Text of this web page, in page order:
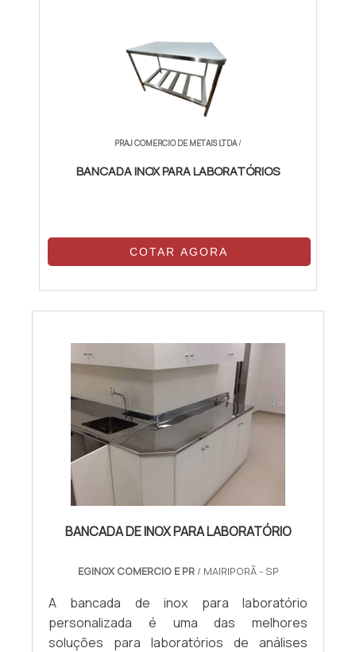
PRAJ COMERCIO DE METAIS LTDA/
BANCADA INOX PARA LABORATÓRIOS
COTAR AGORA
BANCADA DE INOX PARA LABORATÓRIO
EGINOX COMERCIO E PR / MAIRIPORÃ - SP
A bancada de inox para laboratório
personalizada é uma das melhores
soluções para laboratórios de análises